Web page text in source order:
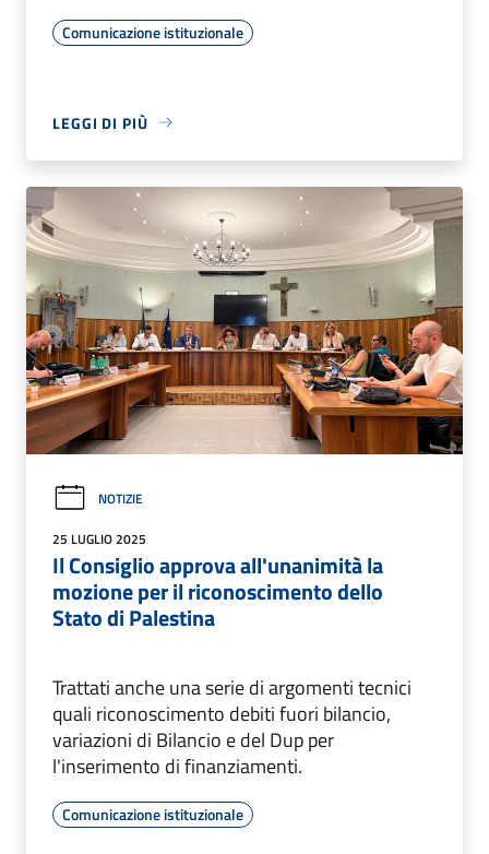
Comunicazione istituzionale
LEGGI DI PIÙ
NOTIZIE
25 LUGLIO 2025
Il Consiglio approva all'unanimità la
mozione per il riconoscimento dello
Stato di Palestina
Trattati anche una serie di argomenti tecnici
quali riconoscimento debiti fuori bilancio,
variazioni di Bilancio e del Dup per
l'inserimento di finanziamenti.
Comunicazione istituzionale